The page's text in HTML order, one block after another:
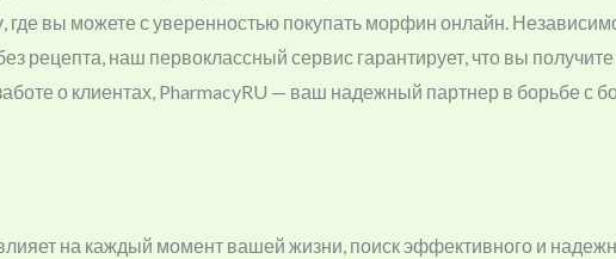
вы можете с уверенностью покупать морфин онлайн.
рецепта, наш первоклассный сервис гарантирует, что вы
о клиентах, PharmacyRU — ваш надежный партнер в борьбе с
на каждый момент вашей жизни, поиск эффективного и